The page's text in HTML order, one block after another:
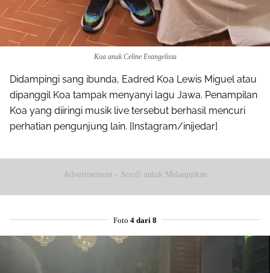
Koa anak Celine Evangelista
Didampingi sang ibunda, Eadred Koa Lewis Miguel atau
dipanggil Koa tampak menyanyi lagu Jawa. Penampilan
Koa yang diiringi musik live tersebut berhasil mencuri
perhatian pengunjung lain. [Instagram/inijedar]
Advertisement - Scroll untuk Melanjutkan
Foto 4 dari 8